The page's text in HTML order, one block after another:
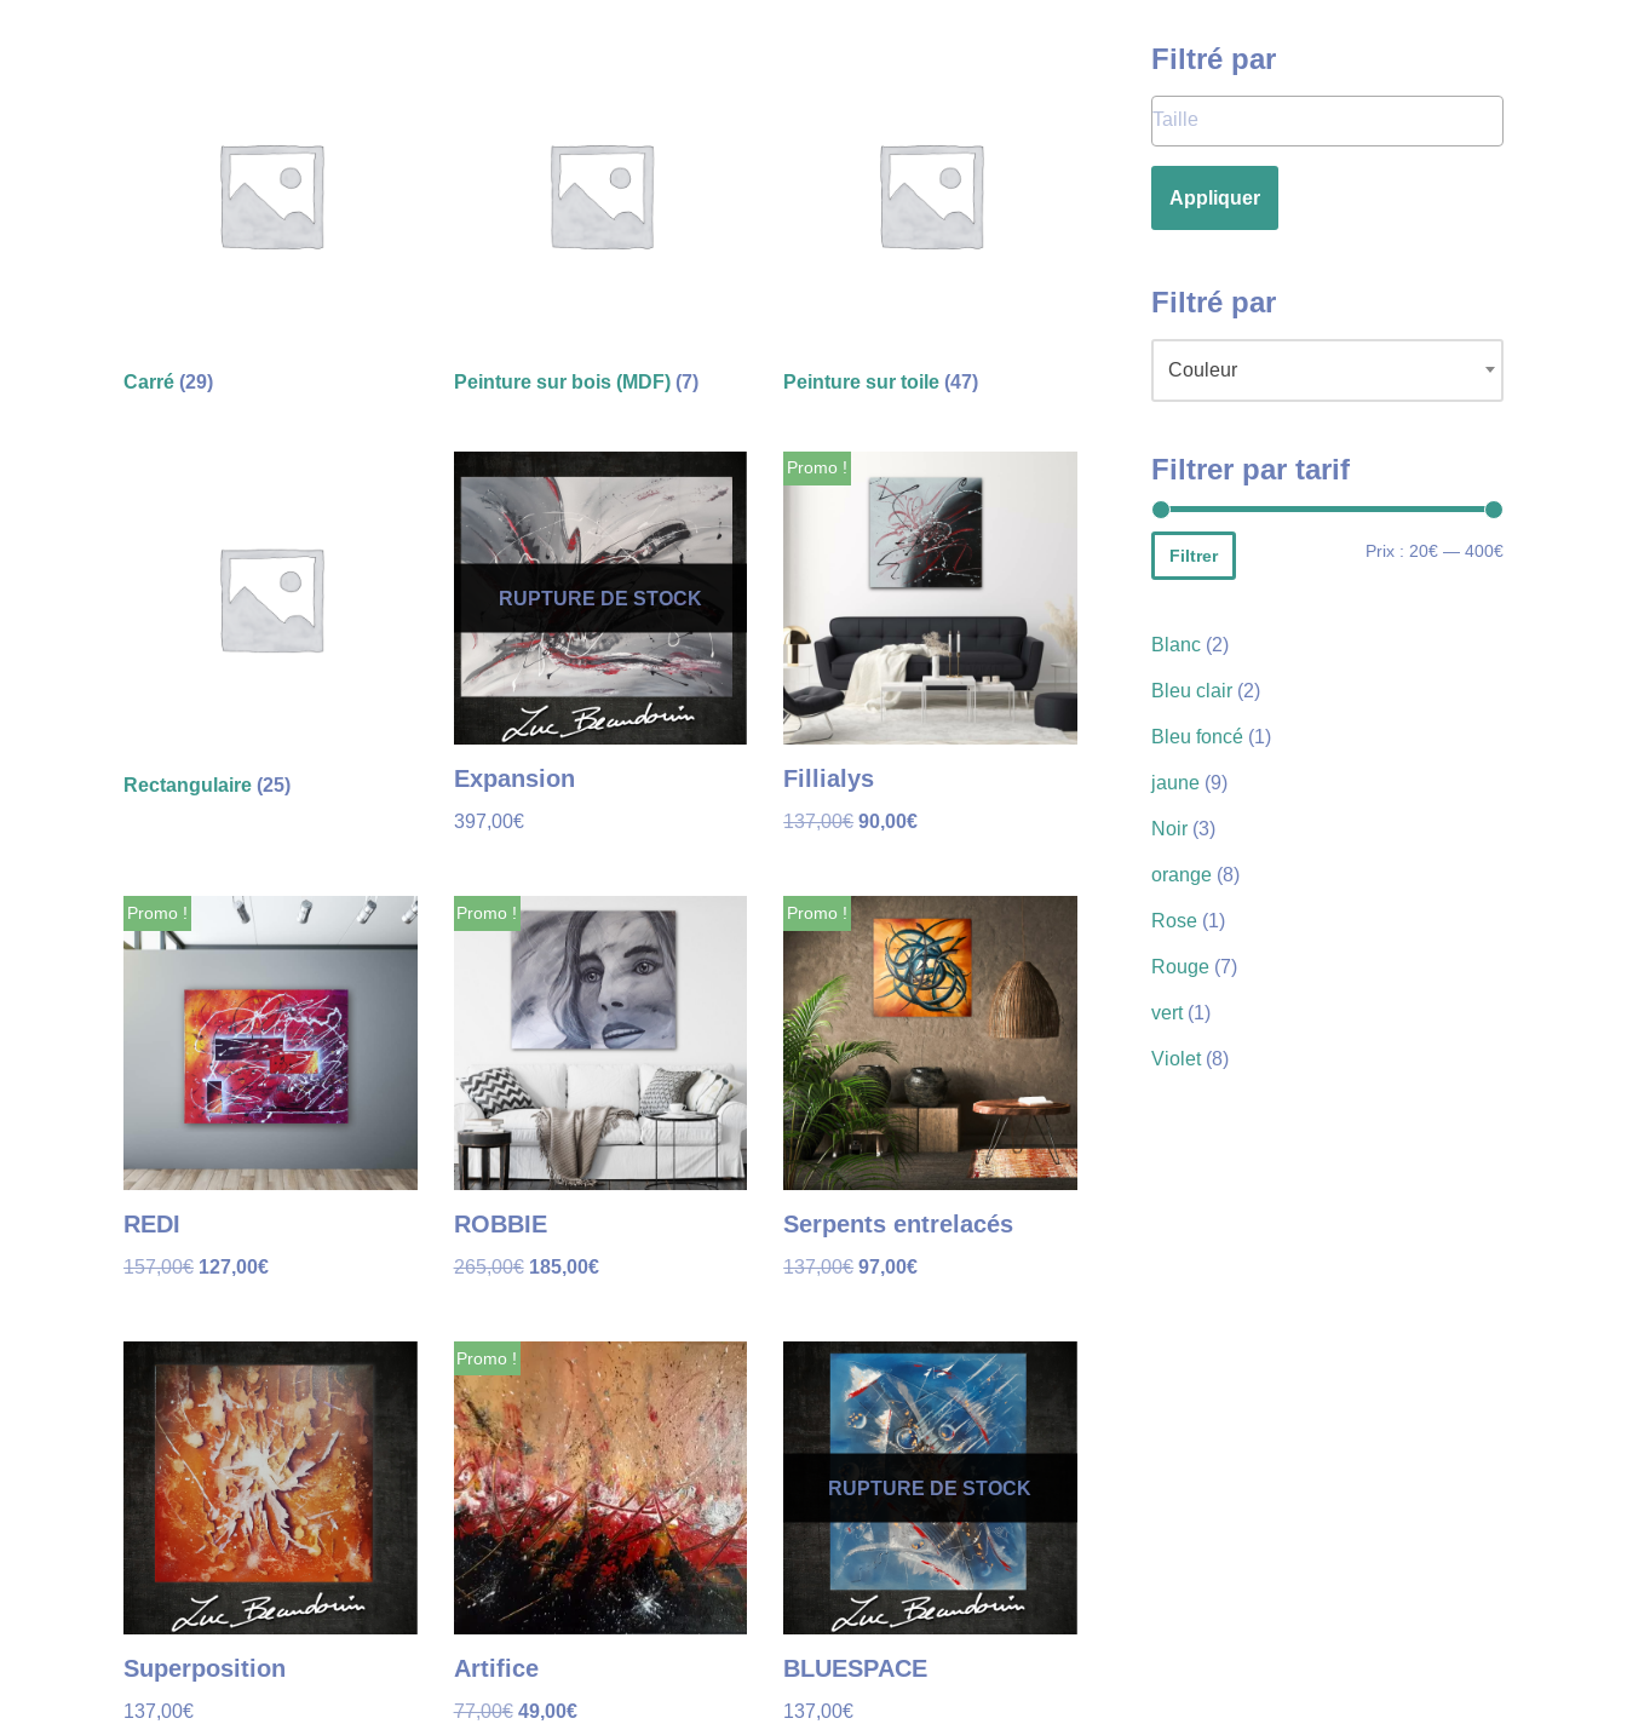
Carré (29) Peinture sur bois (MDF) (7) Peinture sur toile(47)
Rectangulaire (25)
RUPTURE DE STOCK
Expansion
397,00€
Promo !
Fillialys
137,00€ 90,00€
Promo !
REDI
157,00€ 127,00€
Promo !
ROBBIE
265,00€ 185,00€
Promo !
Serpents entrelacés
137,00€ 97,00€
Superposition
137,00€
Promo !
Artifice
77,00€ 49,00€
RUPTURE DE STOCK
BLUESPACE
137,00€
Filtré par
Appliquer
Filtré par
Couleur
Filtrer par tarif
Filtrer Prix : 20€ — 400€
Blanc (2)
Bleu clair (2)
Bleu foncé (1)
jaune (9)
Noir (3)
orange (8)
Rose (1)
Rouge (7)
vert (1)
Violet (8)